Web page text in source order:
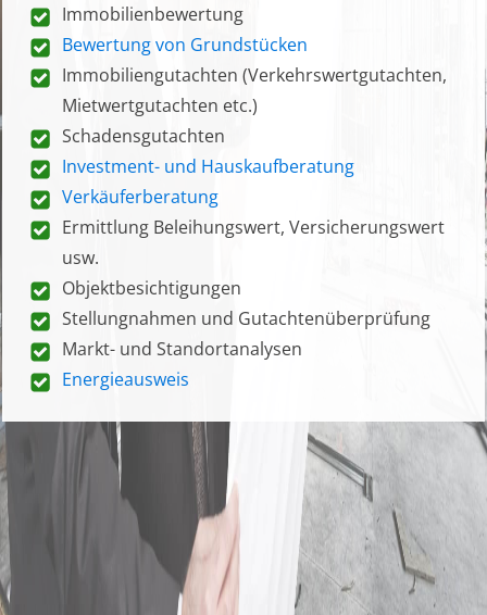
Immobilienbewertung
Bewertung von Grundstücken
Immobiliengutachten (Verkehrswertgutachten,
Mietwertgutachten etc.)
Schadensgutachten
Investment- und Hauskaufberatung
Verkäuferberatung
Ermittlung Beleihungswert, Versicherungswert
usw.
Objektbesichtigungen
Stellungnahmen und Gutachtenüberprüfung
Markt- und Standortanalysen
Energieausweis